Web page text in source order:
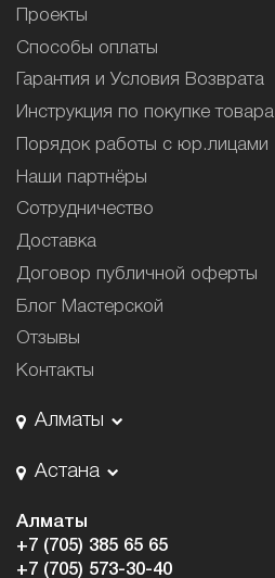
Проекты
Способы оплаты
Гарантия и Условия Возврата
Инструкция по покупке товара
Порядок работы с юр.лицами
Наши партнёры
Сотрудничество
Доставка
Договор публичной оферты
Блог Мастерской
Отзывы
Контакты
Алматы
Астана
Алматы
+7 (705) 385 65 65
+7 (705) 573-30-40